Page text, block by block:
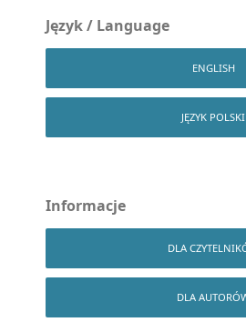
Język / Language
ENGLISH
JĘZYK POLSKI
Informacje
DLA
DLA